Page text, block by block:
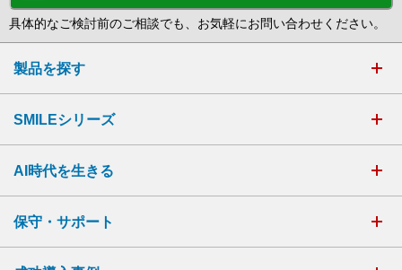
具体的なご検討前のご相談でも、お気軽にお問い合わせください。
製品を探す
SMILEシリーズ
AI時代を生きる
保守・サポート